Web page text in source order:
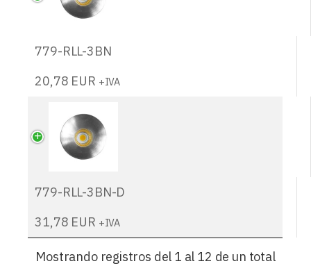
779-RLL-3BN
20,78 EUR +IVA
779-RLL-3BN-D
31,78 EUR +IVA
Mostrando registros del 1 al 12 de un total